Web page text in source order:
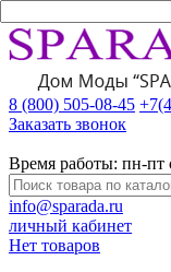
8 (800) 505-08-45
Заказать звонок
Время работы: пн-пт
info@sparada.ru
личный кабинет
Нет товаров